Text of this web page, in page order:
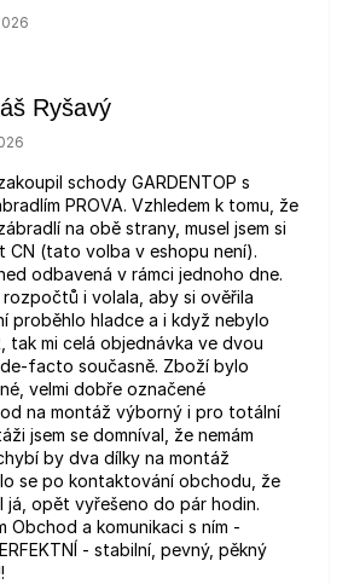
obchodu je 5 z 5 hvězdiček.
Ryšavý
obchodu je 5 z 5 hvězdiček.
schody GARDENTOP s
PROVA. Vzhledem k tomu, že
na obě strany, musel jsem si
CN (tato volba v eshopu není).
odbavená v rámci jednoho dne.
rozpočtů i volala, aby si ověřila
proběhlo hladce a i když nebylo
tak mi celá objednávka ve dvou
facto současně. Zboží bylo
velmi dobře označené
na montáž výborný i pro totální
jsem se domníval, že nemám
by dva dílky na montáž
se po kontaktování obchodu, že
já, opět vyřešeno do pár hodin.
Obchod a komunikaci s ním -
- stabilní, pevný, pěkný